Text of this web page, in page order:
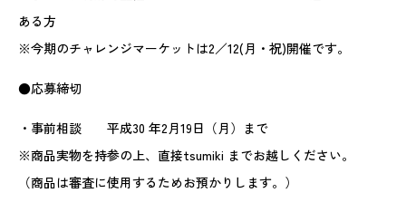
ある方
※今期のチャレンジマーケットは2／12(月・祝)開催です。
●応募締切
・事前相談 平成30 年2月19日（月）まで
※商品実物を持参の上、直接tsumiki までお越しください。
（商品は審査に使用するためお預かりします。）